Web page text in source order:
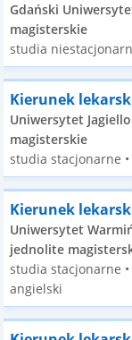
Gdański
magisterskie
studia
Kierunek
Uniwersytet
magisterskie
studia stacjonarne
Kierunek
Uniwersytet
jednolite
studia stacjonarne •
angielski